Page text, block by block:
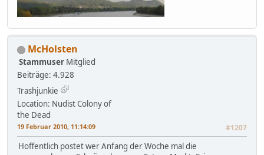
McHolsten
Stammuser Mitglied
Beiträge: 4.928
Trashjunkie
Location: Nudist Colony of
the Dead
19 Februar 2010, 11:14:09 #1207
Hoffentlich postet wer Anfang der Woche mal die